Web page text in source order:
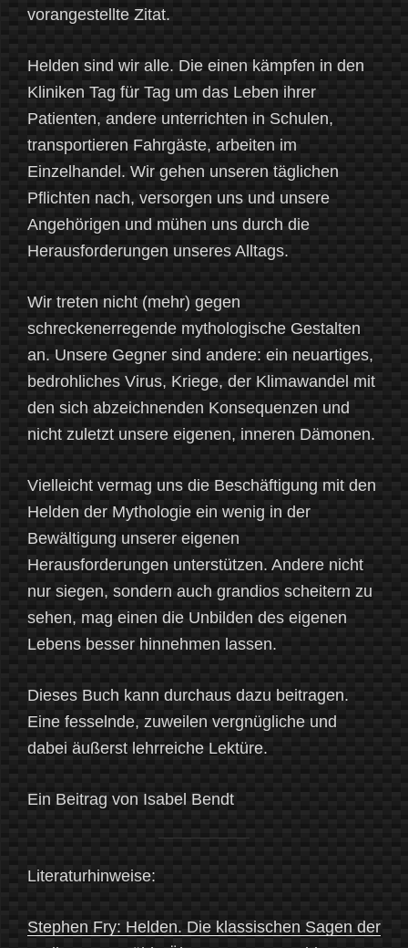
vorangestellte Zitat.
Helden sind wir alle. Die einen kämpfen in den
Kliniken Tag für Tag um das Leben ihrer
Patienten, andere unterrichten in Schulen,
transportieren Fahrgäste, arbeiten im
Einzelhandel. Wir gehen unseren täglichen
Pflichten nach, versorgen uns und unsere
Angehörigen und mühen uns durch die
Herausforderungen unseres Alltags.
Wir treten nicht (mehr) gegen
schreckenerregende mythologische Gestalten
an. Unsere Gegner sind andere: ein neuartiges,
bedrohliches Virus, Kriege, der Klimawandel mit
den sich abzeichnenden Konsequenzen und
nicht zuletzt unsere eigenen, inneren Dämonen.
Vielleicht vermag uns die Beschäftigung mit den
Helden der Mythologie ein wenig in der
Bewältigung unserer eigenen
Herausforderungen unterstützen. Andere nicht
nur siegen, sondern auch grandios scheitern zu
sehen, mag einen die Unbilden des eigenen
Lebens besser hinnehmen lassen.
Dieses Buch kann durchaus dazu beitragen.
Eine fesselnde, zuweilen vergnügliche und
dabei äußerst lehrreiche Lektüre.
Ein Beitrag von Isabel Bendt
Literaturhinweise:
Stephen Fry: Helden. Die klassischen Sagen der